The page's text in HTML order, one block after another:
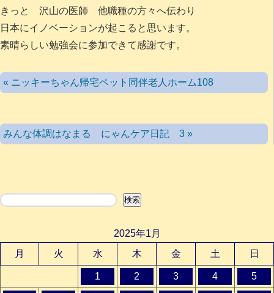
きっと 沢山の医師 他職種の方々へ伝わり
日本にイノベーションが起こると思います。
素晴らしい勉強会に参加できて感謝です。
« ニッキーちゃん帰宅ペット同伴老人ホーム108
みんな体調はなまる にゃんケア日記 3 »
検索 検索
2025年1月
月
火 水 木 金 土 日
1 2 3 4 5